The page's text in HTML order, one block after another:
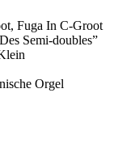
Fuga In C-Groot
Semi-doubles”
Orgel